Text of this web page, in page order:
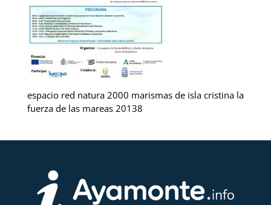
espacio red natura 2000 marismas de isla cristina la
fuerza de las mareas 20138